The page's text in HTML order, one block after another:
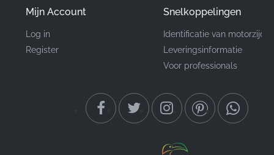
Onderdeelnummer
(MPN)
Honda
Montagepositie
Rechter middenkuip,
rechterzijde*
Mijn Account
Log in
Register
Snelkoppelingen
Identificatie van
Leveringsinformatie
Voor professionals